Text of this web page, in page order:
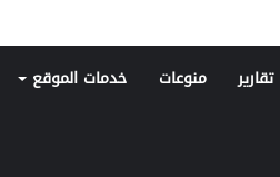
تقارير منوعات خدمات الموقع